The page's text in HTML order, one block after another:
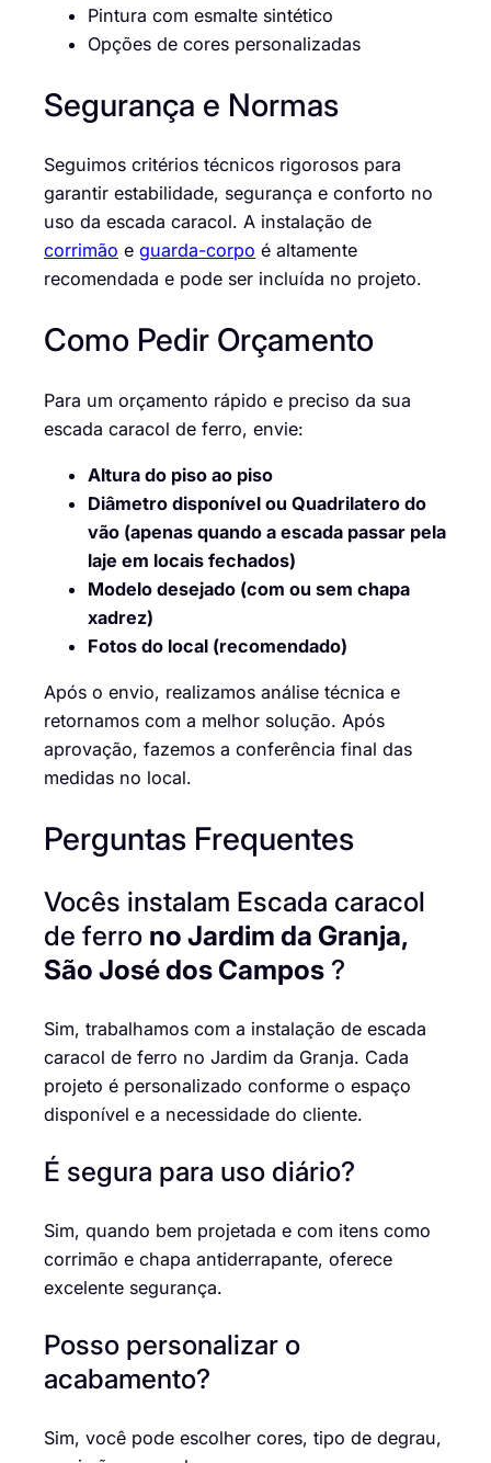
Pintura com esmalte sintético
Opções de cores personalizadas
Segurança e Normas
Seguimos critérios técnicos rigorosos para
garantir estabilidade, segurança e conforto no
uso da escada caracol. A instalação de
corrimão e guarda-corpo é altamente
recomendada e pode ser incluída no projeto.
Como Pedir Orçamento
Para um orçamento rápido e preciso da sua
escada caracol de ferro, envie:
Altura do piso ao piso
Diâmetro disponível ou Quadrilatero do
vão (apenas quando a escada passar pela
laje em locais fechados)
Modelo desejado (com ou sem chapa
xadrez)
Fotos do local (recomendado)
Após o envio, realizamos análise técnica e
retornamos com a melhor solução. Após
aprovação, fazemos a conferência final das
medidas no local.
Perguntas Frequentes
Vocês instalam Escada caracol
de ferro no Jardim da Granja,
São José dos Campos ?
Sim, trabalhamos com a instalação de escada
caracol de ferro no Jardim da Granja. Cada
projeto é personalizado conforme o espaço
disponível e a necessidade do cliente.
É segura para uso diário?
Sim, quando bem projetada e com itens como
corrimão e chapa antiderrapante, oferece
excelente segurança.
Posso personalizar o
acabamento?
Sim, você pode escolher cores, tipo de degrau,